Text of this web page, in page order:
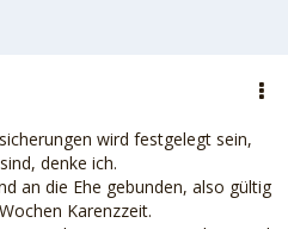
wird festgelegt sein,
denke ich.
an die Ehe gebunden, also gültig
Karenzzeit.